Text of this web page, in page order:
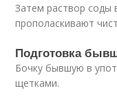
Затем раствор
прополаскивают
Подготовка
Бочку бывшую в
щетками.